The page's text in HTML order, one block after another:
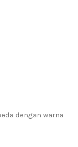
dengan warna